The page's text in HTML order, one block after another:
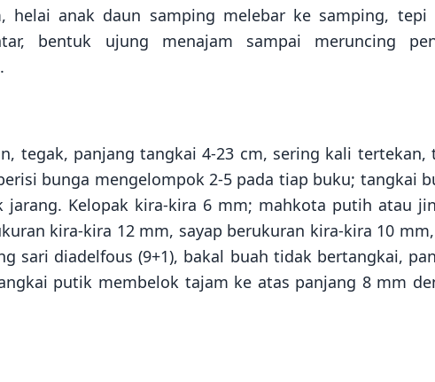
helai anak daun samping melebar ke samping, tepi
bentuk ujung menajam sampai meruncing
tegak, panjang tangkai 4-23 cm, sering kali tertekan,
bunga mengelompok 2-5 pada tiap buku; tangkai
jarang. Kelopak kira-kira 6 mm; mahkota putih atau
kira-kira 12 mm, sayap berukuran kira-kira 10
sari diadelfous (9+1), bakal buah tidak bertangkai,
putik membelok tajam ke atas panjang 8 mm